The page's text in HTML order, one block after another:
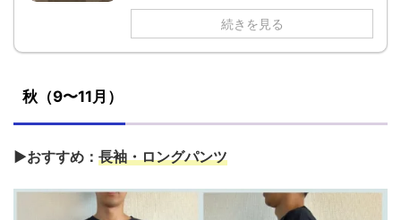
続きを見る
秋（9〜11月）
▶おすすめ： 長袖・ロングパンツ